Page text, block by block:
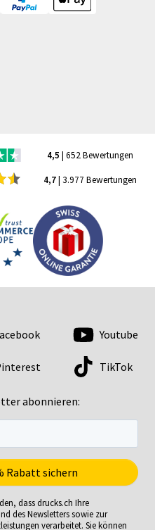
4,5 | 652 Bewertungen
4,7| 3.977 Bewertungen
abonnieren:
Youtube
TikTok
dass drucks.ch Ihre
des Newsletters sowie zur
verarbeitet. Sie können